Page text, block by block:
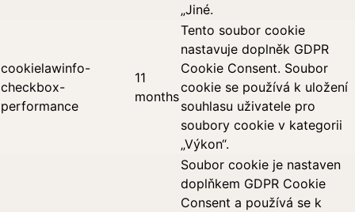
„Jiné.
cookielawinfo-
checkbox-
performance
11
months
Tento soubor cookie
nastavuje doplněk GDPR
Cookie Consent. Soubor
cookie se používá k uložení
souhlasu uživatele pro
soubory cookie v kategorii
„Výkon“.
Soubor cookie je nastaven
doplňkem GDPR Cookie
Consent a používá se k